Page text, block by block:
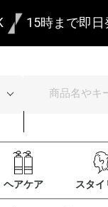
15時まで即日
ヘアケア スタイ